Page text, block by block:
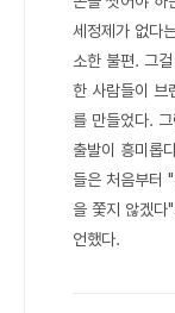
세정제가 없다
소한 불편. 그
한 사람들이 브
를 만들었다. 그
출발이 흥미롭
들은 처음부터
을 쫓지 않겠다
언했다.